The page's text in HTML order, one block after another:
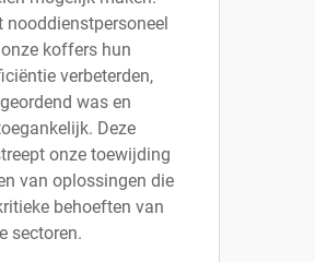
nooddienstpersoneel
koffers hun
verbeterden,
was en
Deze
onze toewijding
van oplossingen die
behoeften van
sectoren.